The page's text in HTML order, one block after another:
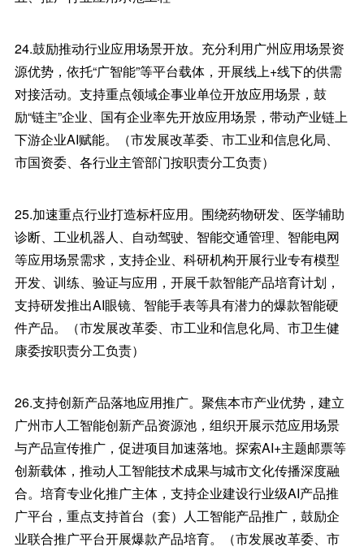
24.鼓励推动行业应用场景开放。充分利用广州应用场景资
源优势，依托“广智能”等平台载体，开展线上+线下的供需
对接活动。支持重点领域企事业单位开放应用场景，鼓
励“链主”企业、国有企业率先开放应用场景，带动产业链上
下游企业AI赋能。（市发展改革委、市工业和信息化局、
市国资委、各行业主管部门按职责分工负责）
25.加速重点行业打造标杆应用。围绕药物研发、医学辅助
诊断、工业机器人、自动驾驶、智能交通管理、智能电网
等应用场景需求，支持企业、科研机构开展行业专有模型
开发、训练、验证与应用，开展千款智能产品培育计划，
支持研发推出AI眼镜、智能手表等具有潜力的爆款智能硬
件产品。（市发展改革委、市工业和信息化局、市卫生健
康委按职责分工负责）
26.支持创新产品落地应用推广。聚焦本市产业优势，建立
广州市人工智能创新产品资源池，组织开展示范应用场景
与产品宣传推广，促进项目加速落地。探索AI+主题邮票等
创新载体，推动人工智能技术成果与城市文化传播深度融
合。培育专业化推广主体，支持企业建设行业级AI产品推
广平台，重点支持首台（套）人工智能产品推广，鼓励企
业联合推广平台开展爆款产品培育。（市发展改革委、市